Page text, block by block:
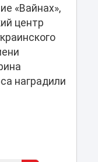
«Вайнах»,
центр
наградили